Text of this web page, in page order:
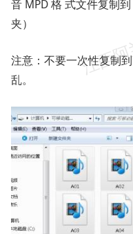
音 MPD 格 式文件复制
夹）
注意：不要一次性复制
乱。